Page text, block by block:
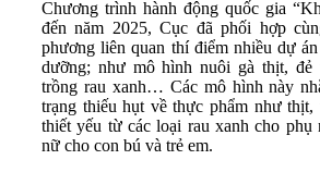
Chương trình hành động quốc gia
đến năm 2025, Cục đã phối hợp
phương liên quan thí điểm nhiều dự
dưỡng; như mô hình nuôi gà thịt, đẻ
trồng rau xanh… Các mô hình này
trạng thiếu hụt về thực phẩm như thịt,
thiết yếu từ các loại rau xanh cho phụ
nữ cho con bú và trẻ em.